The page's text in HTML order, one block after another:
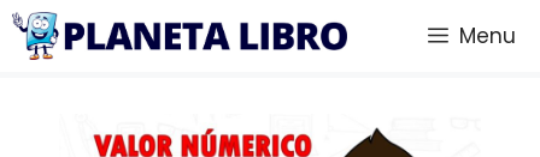
Saltar
Menu